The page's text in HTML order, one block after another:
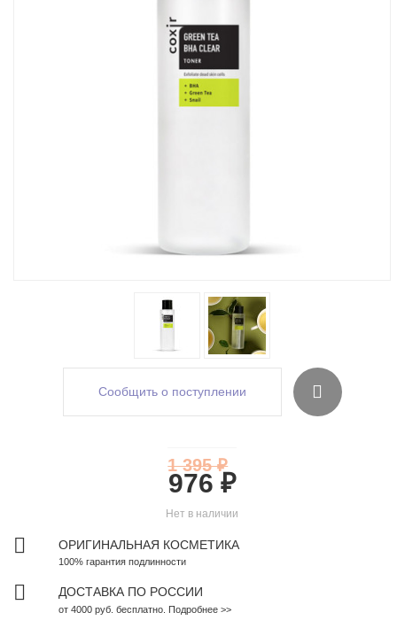
Сообщить о поступлении
Нет в наличии
976 ₽
1 395 ₽
ОРИГИНАЛЬНАЯ КОСМЕТИКА
100% гарантия подлинности
ДОСТАВКА ПО РОССИИ
от 4000 руб. бесплатно. Подробнее >>